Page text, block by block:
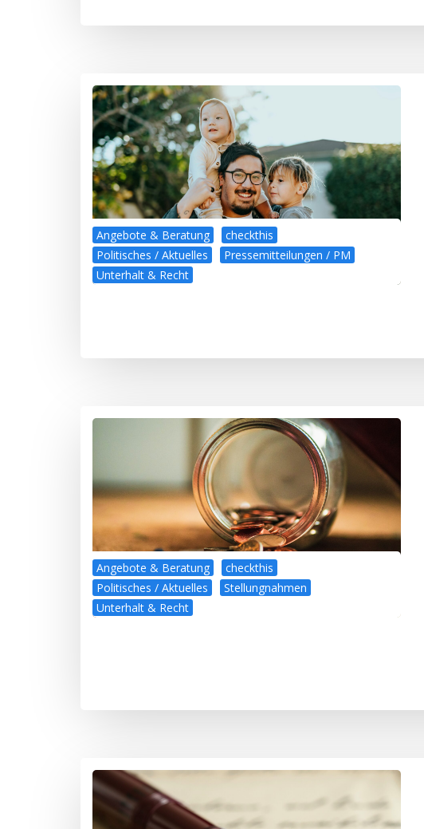
Angebote & Beratung
checkthis
Politisches / Aktuelles
Pressemitteilungen / PM
Unterhalt & Recht
Angebote & Beratung
checkthis
Politisches / Aktuelles
Stellungnahmen
Unterhalt & Recht